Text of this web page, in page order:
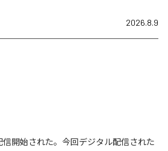
2026.8.9
信開始された。今回デジタル配信された